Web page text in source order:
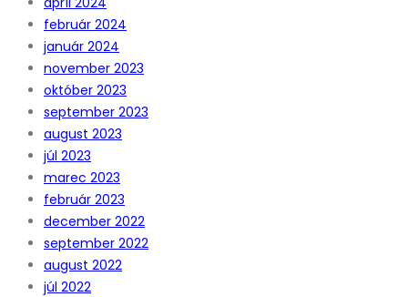
február 2024
január 2024
november 2023
október 2023
september 2023
august 2023
júl 2023
marec 2023
február 2023
december 2022
september 2022
august 2022
júl 2022